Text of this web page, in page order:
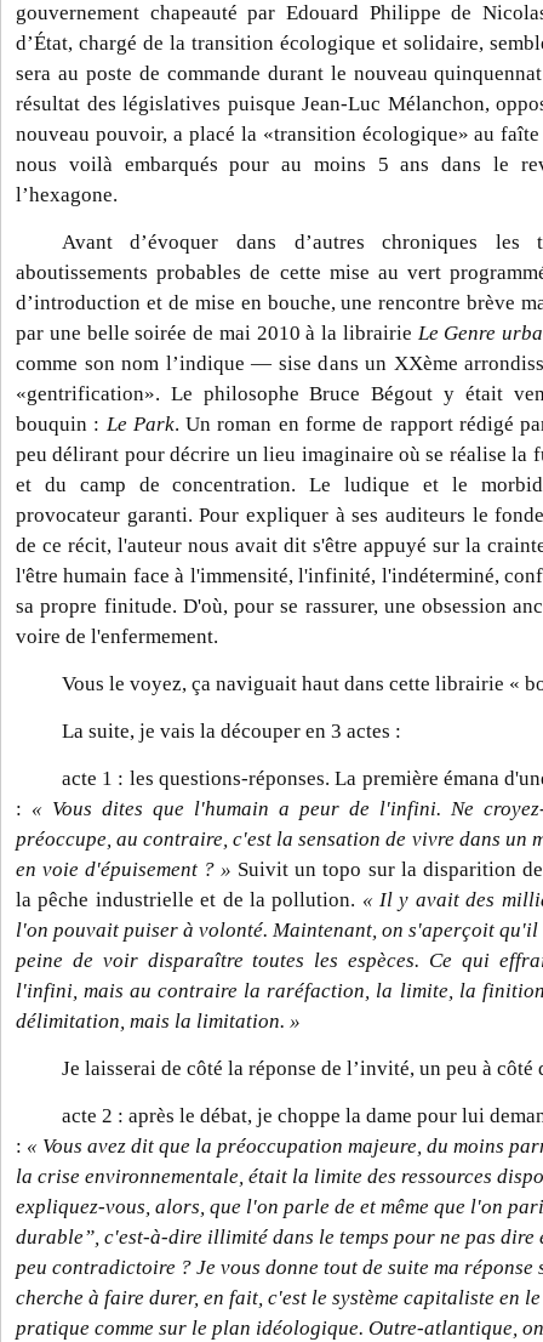
gouvernement chapeauté par Edouard Philippe de
d’État, chargé de la transition écologique et solidaire,
sera au poste de commande durant le nouveau
résultat des législatives puisque Jean-Luc Mélanchon,
nouveau pouvoir, a placé la «transition écologique» au
nous voilà embarqués pour au moins 5 ans dans le
l’hexagone.
Avant d’évoquer dans d’autres chroniques les
aboutissements probables de cette mise au vert
d’introduction et de mise en bouche, une rencontre brève
par une belle soirée de mai 2010 à la librairie Le Genre
comme son nom l’indique — sise dans un XXème
«gentrification». Le philosophe Bruce Bégout y était
bouquin : Le Park. Un roman en forme de rapport rédigé
peu délirant pour décrire un lieu imaginaire où se réalise la
et du camp de concentration. Le ludique et le
provocateur garanti. Pour expliquer à ses auditeurs le
de ce récit, l'auteur nous avait dit s'être appuyé sur la
l'être humain face à l'immensité, l'infinité, l'indéterminé,
sa propre finitude. D'où, pour se rassurer, une obsession
voire de l'enfermement.
Vous le voyez, ça naviguait haut dans cette librairie «
La suite, je vais la découper en 3 actes :
acte 1 : les questions-réponses. La première émana
: « Vous dites que l'humain a peur de l'infini. Ne
préoccupe, au contraire, c'est la sensation de vivre dans un
en voie d'épuisement ? » Suivit un topo sur la disparition
la pêche industrielle et de la pollution. « Il y avait des
l'on pouvait puiser à volonté. Maintenant, on s'aperçoit
peine de voir disparaître toutes les espèces. Ce qui
l'infini, mais au contraire la raréfaction, la limite, la
délimitation, mais la limitation. »
Je laisserai de côté la réponse de l’invité, un peu à côté
acte 2 : après le débat, je choppe la dame pour lui
: « Vous avez dit que la préoccupation majeure, du moins
la crise environnementale, était la limite des ressources
expliquez-vous, alors, que l'on parle de et même que l'on
durable”, c'est-à-dire illimité dans le temps pour ne pas dire
peu contradictoire ? Je vous donne tout de suite ma réponse
cherche à faire durer, en fait, c'est le système capitaliste en
pratique comme sur le plan idéologique. Outre-atlantique,